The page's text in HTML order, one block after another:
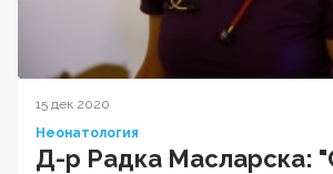
15 дек 2020
Неонатология
Д-р Радка Масларска: